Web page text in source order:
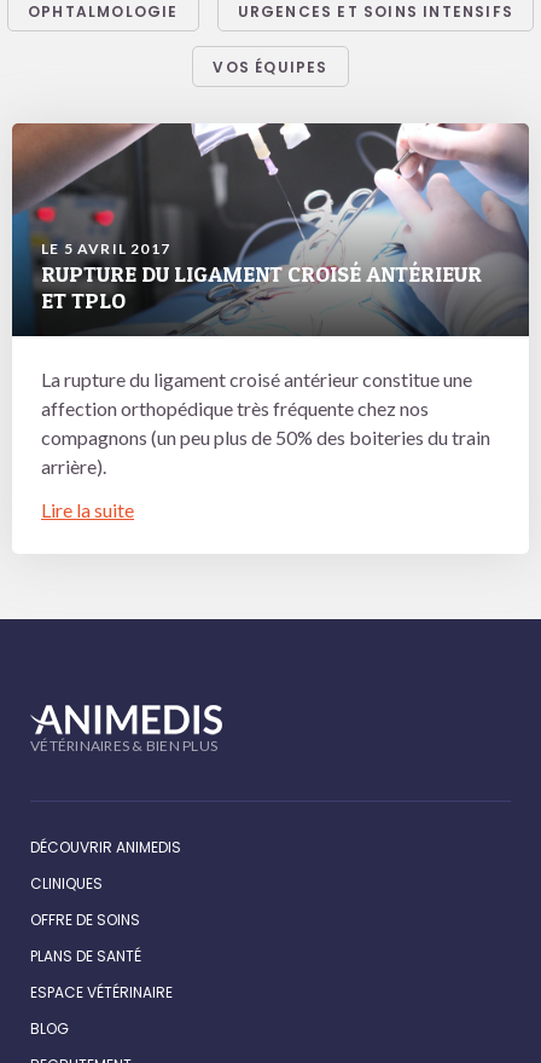
OPHTALMOLOGIE URGENCES ET SOINS INTENSIFS
VOS ÉQUIPES
LE 5 AVRIL 2017
RUPTURE DU LIGAMENT CROISÉ ANTÉRIEUR
ET TPLO
La rupture du ligament croisé antérieur constitue une
affection orthopédique très fréquente chez nos
compagnons (un peu plus de 50% des boiteries du train
arrière).
Lire la suite
VÉTÉRINAIRES & BIEN PLUS
DÉCOUVRIR ANIMEDIS
CLINIQUES
OFFRE DE SOINS
PLANS DE SANTÉ
ESPACE VÉTÉRINAIRE
BLOG